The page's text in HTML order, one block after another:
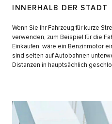
INNERHALB DER STADT
Wenn Sie Ihr Fahrzeug für kurze
verwenden, zum Beispiel für die
Einkaufen, wäre ein Benzinmotor
sind selten auf Autobahnen
Distanzen in hauptsächlich